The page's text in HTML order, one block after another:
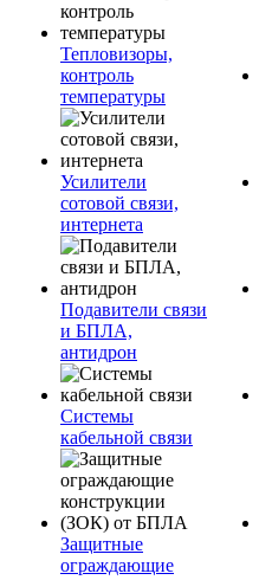
Тепловизоры,
контроль
температуры
Усилители
сотовой связи,
интернета
Подавители связи
и БПЛА,
антидрон
Системы
кабельной связи
Защитные
ограждающие